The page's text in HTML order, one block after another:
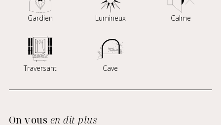
Gardien Lumineux Calme
Traversant Cave
On vous en dit plus